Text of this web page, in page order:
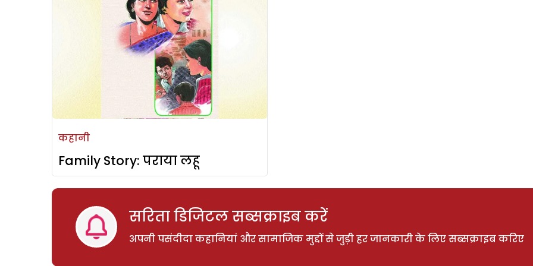
कहानी
Family Story: पराया लहू
सरिता डिजिटल सब्सक्राइब करें
अपनी पसंदीदा कहानियां और सामाजिक मुद्दों से जुड़ी हर जानकारी के लिए सब्सक्राइब करिए